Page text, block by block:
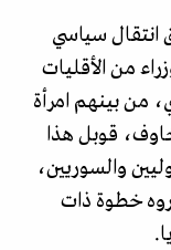
انتقال سياسي
من الأقليات
من بينهم امرأة
قوبل هذا
والسوريين،
خطوة ذات